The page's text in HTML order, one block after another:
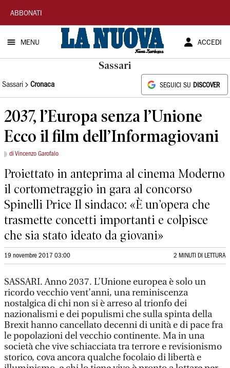
La
Nuova
Sardegna
ABBONATI
MENU ACCEDI
Sassari
Sassari Cronaca SEGUICI SU DISCOVER
2037, l’Europa senza l’Unione
Ecco il film dell’Informagiovani
di Vincenzo Garofalo
Proiettato in anteprima al cinema Moderno
il cortometraggio in gara al concorso
Spinelli Price Il sindaco: «È un’opera che
trasmette concetti importanti e colpisce
che sia stato ideato da giovani»
19 novembre 2017 03:00 2 MINUTI DI LETTURA
SASSARI. Anno 2037. L’Unione europea è solo un
ricordo vecchio vent’anni, una reminiscenza
nostalgica di chi non si è arreso al trionfo dei
nazionalismi e dei populismi che sulla spinta della
Brexit hanno cancellato decenni di unità e di pace fra
le popolazioni del vecchio continente. Ma in una
società che vive schiacciata tra terrore e revisionismo
storico, cova ancora qualche focolaio di libertà e